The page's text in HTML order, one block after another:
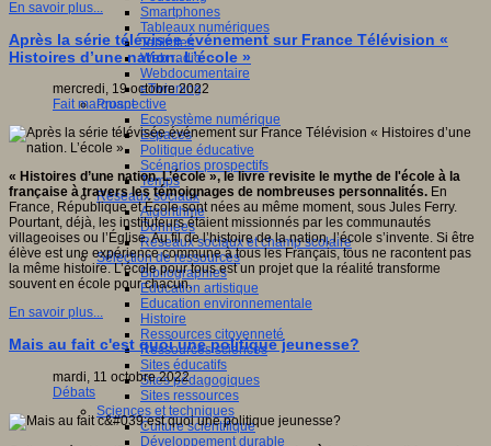
Smartphones
Tableaux numériques
Tablettes
Web radio
Webdocumentaire
eTwinning
Prospective
Ecosystème numérique
Espaces
Politique éducative
Scénarios prospectifs
Temps
Réseaux sociaux
Algorithme
Données
Réseaux sociaux et champ scolaire
Sélection de ressources
Bibliographies
Education artistique
Education environnementale
Histoire
Ressources citoyenneté
Ressources sciences
Sites éducatifs
Sites pédagogiques
Sites ressources
Sciences et techniques
Culture scientifique
Développement durable
En savoir plus...
Après la série télévisée événement sur France Télévision «
Histoires d’une nation. L’école »
mercredi, 19 octobre 2022
Fait marquant
« Histoires d’une nation. L’école », le livre revisite le mythe de l'école à la
française à travers les témoignages de nombreuses personnalités. En
France, République et École sont nées au même moment, sous Jules Ferry.
Pourtant, déjà, les instituteurs étaient missionnés par les communautés
villageoises ou l’Église. Au fil de l’histoire de la nation, l’école s’invente. Si être
élève est une expérience commune à tous les Français, tous ne racontent pas
la même histoire. L’école pour tous est un projet que la réalité transforme
souvent en école pour chacun.
En savoir plus...
Mais au fait c'est quoi une politique jeunesse?
mardi, 11 octobre 2022
Débats